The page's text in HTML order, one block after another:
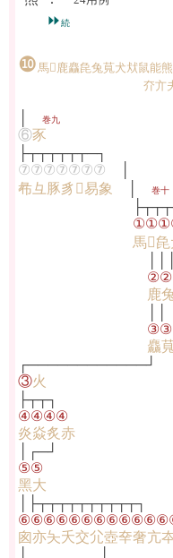
⏩続
❿馬𢊁鹿麤㲋兔萈犬㹜鼠能
夰亣
巻九
⑥豕
├┬┬┬┬┬┬─┐
⑦⑦⑦⑦⑦⑦⑦
㣇彑豚豸𤉡易象
巻十
馬𢊁
鹿
麤
┌────────────┘
③火
├┬┬┐
④④④④
炎焱炙赤
│┌─┘
⑤⑤
黑大
│├┬┬┬┬┬┬┬┬┬┬┐
囪亦夨夭交尣壺㚔奢亢
│ │